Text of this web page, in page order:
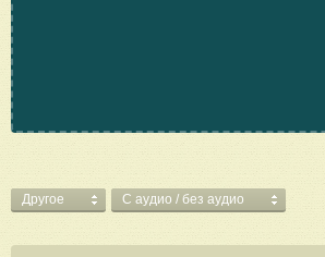
Другое C аудио / без аудио